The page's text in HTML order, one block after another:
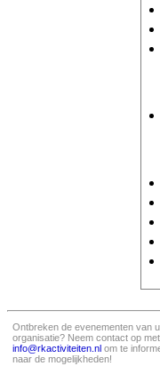
Ontbreken de evenementen van
organisatie? Neem contact op met
info@rkactiviteiten.nl om te
naar de mogelijkheden!